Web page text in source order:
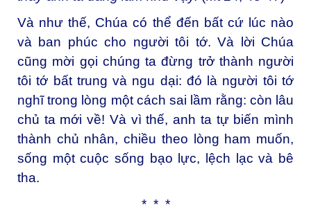
Và như thế, Chúa có thể đến bất cứ lúc nào
và ban phúc cho người tôi tớ. Và lời Chúa
cũng mời gọi chúng ta đừng trở thành người
tôi tớ bất trung và ngu dại: đó là người tôi tớ
nghĩ trong lòng một cách sai lầm rằng: còn lâu
chủ ta mới về! Và vì thế, anh ta tự biến mình
thành chủ nhân, chiều theo lòng ham muốn,
sống một cuộc sống bạo lực, lệch lạc và bê
tha.
* * *